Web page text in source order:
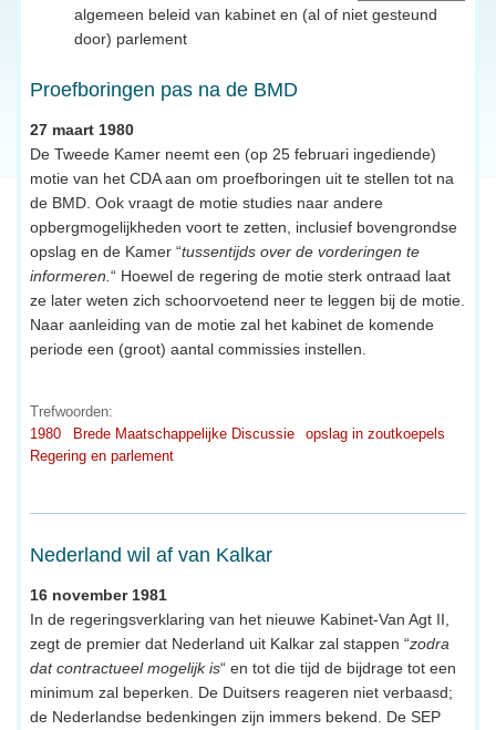
algemeen beleid van kabinet en (al of niet gesteund
door) parlement
Proefboringen pas na de BMD
27 maart 1980
De Tweede Kamer neemt een (op 25 februari ingediende)
motie van het CDA aan om proefboringen uit te stellen tot na
de BMD. Ook vraagt de motie studies naar andere
opbergmogelijkheden voort te zetten, inclusief bovengrondse
opslag en de Kamer “tussentijds over de vorderingen te
informeren. “ Hoewel de regering de motie sterk ontraad laat
ze later weten zich schoorvoetend neer te leggen bij de motie.
Naar aanleiding van de motie zal het kabinet de komende
periode een (groot) aantal commissies instellen.
Trefwoorden:
1980
Brede Maatschappelijke Discussie
opslag in zoutkoepels
Regering en parlement
Nederland wil af van Kalkar
16 november 1981
In de regeringsverklaring van het nieuwe Kabinet-Van Agt II,
zegt de premier dat Nederland uit Kalkar zal stappen “zodra
dat contractueel mogelijk is“ en tot die tijd de bijdrage tot een
minimum zal beperken. De Duitsers reageren niet verbaasd;
de Nederlandse bedenkingen zijn immers bekend. De SEP